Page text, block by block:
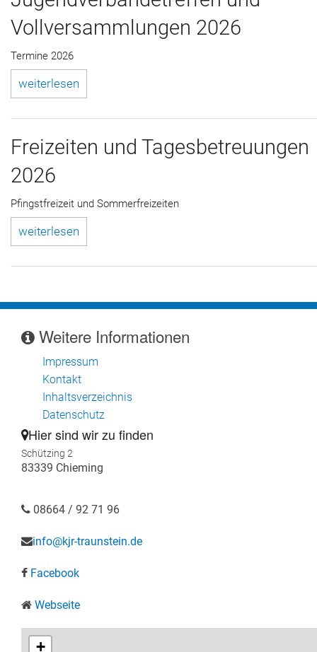
Vollversammlungen 2026
Termine 2026
weiterlesen
Freizeiten und Tagesbetreuungen
2026
Pfingstfreizeit und Sommerfreizeiten
weiterlesen
Weitere Informationen
Impressum
Kontakt
Inhaltsverzeichnis
Datenschutz
Hier sind wir zu finden
Schützing 2
83339 Chieming
08664 / 92 71 96
info@kjr-traunstein.de
Facebook
Webseite
+